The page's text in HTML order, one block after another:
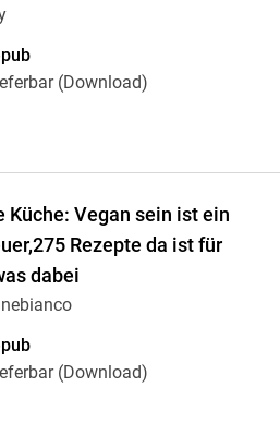
(Download)
Küche: Vegan sein ist ein
Rezepte da ist für
dabei
(Download)